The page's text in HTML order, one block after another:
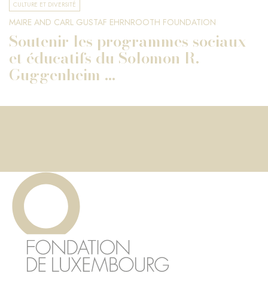
CULTURE ET DIVERSITÉ
MAIRE AND CARL GUSTAF EHRNROOTH FOUNDATION
Soutenir les programmes sociaux
et éducatifs du Solomon R.
Guggenheim ...